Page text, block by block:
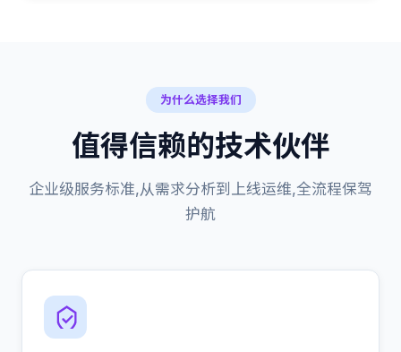
为什么选择我们
值得信赖的技术伙伴
企业级服务标准,从需求分析到上线运维,全流程保驾
护航